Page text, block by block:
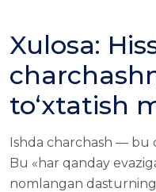
Xulosa:
to‘xtatish
Ishda charchash — bu
Bu «har qanday
nomlangan